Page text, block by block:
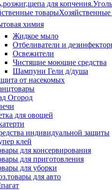
химия
Жидкое мыло
Отбеливатели и
Освежители
Чистящие моющие средства
Шампуни Гели д/душа
от насекомых
Огород
для овощей
индивидуальной защиты
клей
для консервирования
для приготовления
для уборки
для авто